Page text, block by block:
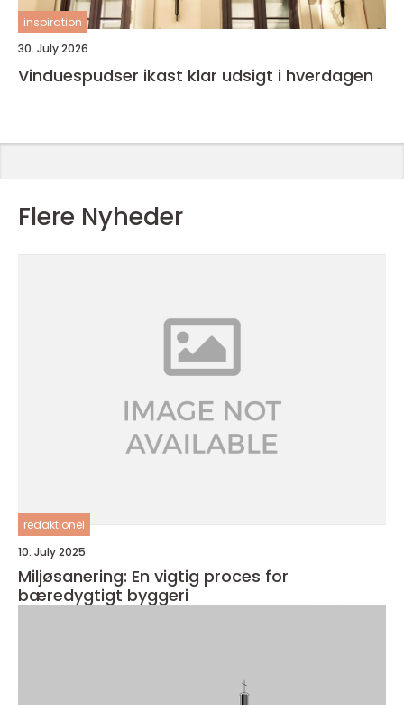
inspiration
30. July 2026
Vinduespudser ikast klar udsigt i hverdagen
Flere Nyheder
redaktionel
10. July 2025
Miljøsanering: En vigtig proces for
bæredygtigt byggeri